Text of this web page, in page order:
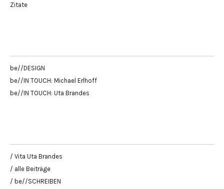
Zitate
be//DESIGN
be//IN TOUCH: Michael Erlhoff
be//IN TOUCH: Uta Brandes
/ Vita Uta Brandes
/ alle Beiträge
/ be//SCHREIBEN